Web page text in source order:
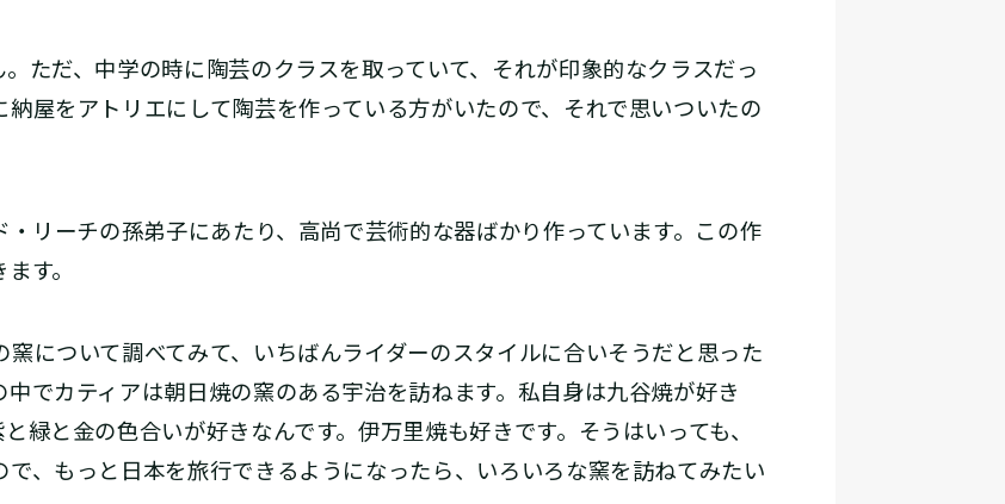
ただ、中学の時に陶芸のクラスを取っていて、それが印象的なクラスだっ
屋をアトリエにして陶芸を作っている方がいたので、それで思いついたの
・リーチの孫弟子にあたり、高尚で芸術的な器ばかり作っています。この作
す。
について調べてみて、いちばんライダーのスタイルに合いそうだと思った
でカティアは朝日焼の窯のある宇治を訪ねます。私自身は九谷焼が好き
緑と金の色合いが好きなんです。伊万里焼も好きです。そうはいっても、
、もっと日本を旅行できるようになったら、いろいろな窯を訪ねてみたい